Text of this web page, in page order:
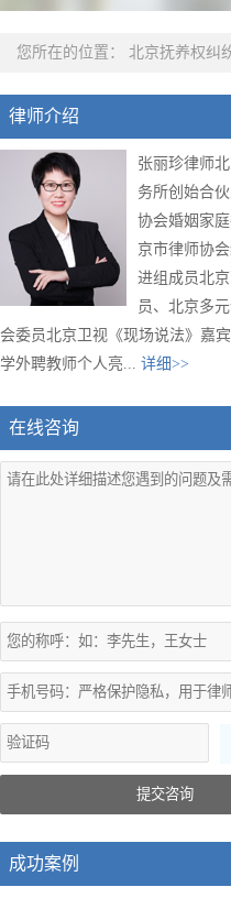
您所在的位置： 北京抚养权纠
律师介绍
张丽珍律师
务所创始合
协会婚姻家
京市律师协
进组成员北
员、北京多
会委员北京卫视《现场说法》嘉
学外聘教师个人亮... 详细>>
在线咨询
提交咨询
成功案例